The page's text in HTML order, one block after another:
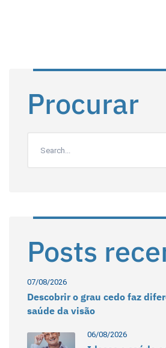
Procurar
Posts
07/08/2026
Descobrir o grau cedo faz
saúde da visão
06/08/2026